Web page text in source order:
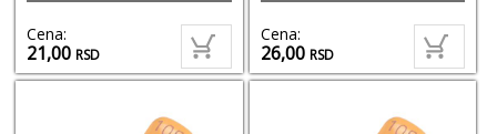
Cena:
21,00RSD
Cena:
26,00RSD